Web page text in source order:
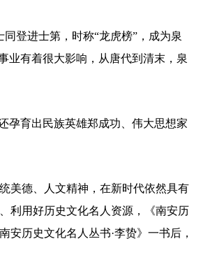
登进士第，时称“龙虎榜”，成为泉
业有着很大影响，从唐代到清末，泉
育出民族英雄郑成功、伟大思想家
德、人文精神，在新时代依然具有
利用好历史文化名人资源，《南安历
安历史文化名人丛书·李贽》一书后，